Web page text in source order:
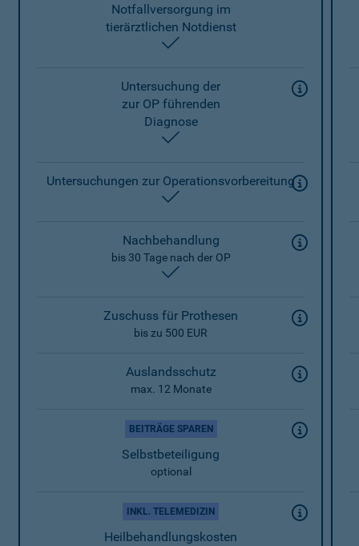
Notfallversorgung im
tierärztlichen Notdienst
Untersuchung der
zur OP führenden
Diagnose
Untersuchungen zur Operationsvorbereitung
Nachbehandlung
bis 30 Tage nach der OP
Zuschuss für Prothesen
bis zu 500 EUR
Auslandsschutz
max. 12 Monate
BEITRÄGE SPAREN
Selbstbeteiligung
optional
INKL. TELEMEDIZIN
Heilbehandlungskosten